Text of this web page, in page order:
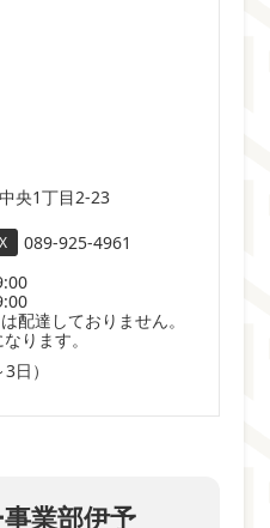
央1丁目2-23
089-925-4961
配達しておりません。
ります。
日）
業部伊予